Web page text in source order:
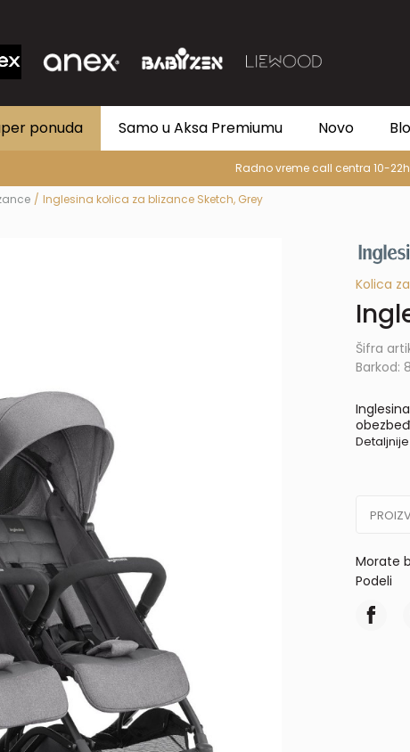
ponuda Samo u Aksa Premiumu Novo
Radno vreme call centra 10-22h
Inglesina kolica za blizance Sketch, Grey
Kolica
Šifra
Barkod:
Detaljnije
Morate
Podeli